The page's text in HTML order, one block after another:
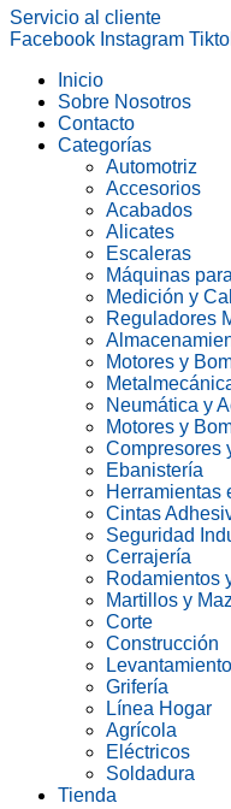
Servicio al cliente
Facebook Instagram
Inicio
Sobre Nosotros
Contacto
Categorías
Automotriz
Accesorios
Acabados
Alicates
Escaleras
Máquinas
Medición y
Reguladores
Motores y
Neumática y
Motores y
Compresores
Ebanistería
Herramientas
Cintas
Seguridad
Cerrajería
Rodamientos
Martillos y
Corte
Construcción
Grifería
Línea Hogar
Agrícola
Eléctricos
Soldadura
Tienda